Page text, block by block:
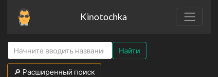
Kinotochka
Найти
🔎 Расширенный поиск